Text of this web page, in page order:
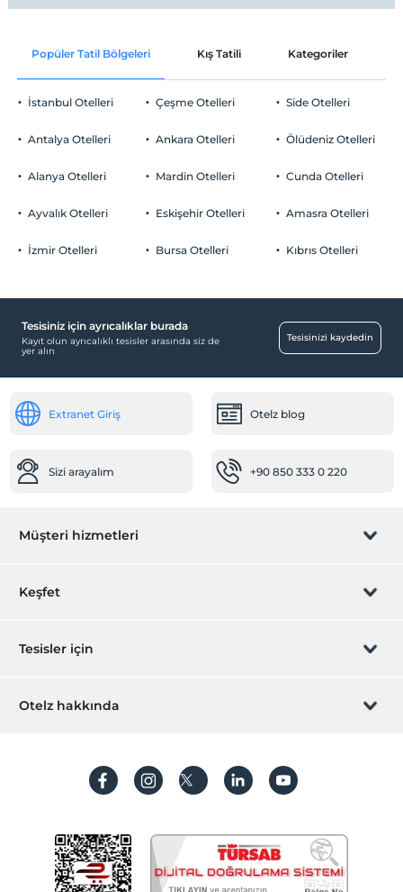
Popüler Tatil Bölgeleri Kış Tatili Kategoriler
İstanbul Otelleri
Antalya Otelleri
Alanya Otelleri
Ayvalık Otelleri
İzmir Otelleri
Çeşme Otelleri
Ankara Otelleri
Mardin Otelleri
Eskişehir Otelleri
Bursa Otelleri
Side Otelleri
Ölüdeniz Otelleri
Cunda Otelleri
Amasra Otelleri
Kıbrıs Otelleri
Tesisiniz için ayrıcalıklar burada
Kayıt olun ayrıcalıklı tesisler arasında siz de
yer alın
Tesisinizi kaydedin
Extranet Giriş Otelz blog
Sizi arayalım +90 850 333 0 220
Müşteri hizmetleri
Rezervasyon yönet
Sıkça sorulan sorular
İşlem rehberi
Keşfet
Hediye Kart
Hesap oluştur
Tesisler için
Hemen tesisinizi ekleyin
Otelz hakkında
Koşullar ve şartlar